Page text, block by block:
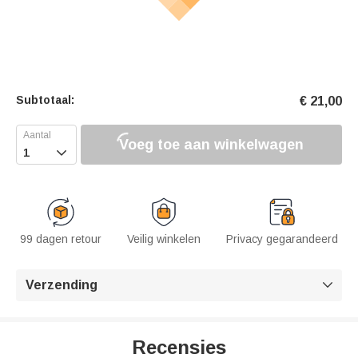
Subtotaal: € 21,00
 Voeg toe aan winkelwagen
99 dagen retour Veilig winkelen Privacy gegarandeerd
Verzending 
Recensies